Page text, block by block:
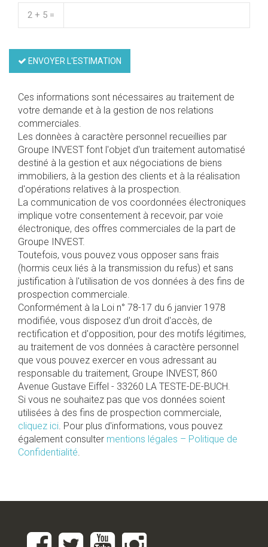
2 + 5 =
ENVOYER L'ESTIMATION
Ces informations sont nécessaires au traitement de
votre demande et à la gestion de nos relations
commerciales.
Les donnèes à caractère personnel recueillies par
Groupe INVEST font l'objet d'un traitement automatisé
destiné à la gestion et aux négociations de biens
immobiliers, à la gestion des clients et à la réalisation
d'opérations relatives à la prospection.
La communication de vos coordonnées électroniques
implique votre consentement à recevoir, par voie
électronique, des offres commerciales de la part de
Groupe INVEST.
Toutefois, vous pouvez vous opposer sans frais
(hormis ceux liés à la transmission du refus) et sans
justification à l'utilisation de vos données à des fins de
prospection commerciale.
Conformément à la Loi n° 78-17 du 6 janvier 1978
modifiée, vous disposez d'un droit d'accès, de
rectification et d'opposition, pour des motifs légitimes,
au traitement de vos données à caractère personnel
que vous pouvez exercer en vous adressant au
responsable du traitement, Groupe INVEST, 860
Avenue Gustave Eiffel - 33260 LA TESTE-DE-BUCH.
Si vous ne souhaitez pas que vos données soient
utilisées à des fins de prospection commerciale,
cliquez ici. Pour plus d'informations, vous pouvez
également consulter mentions légales – Politique de
Confidentialité.